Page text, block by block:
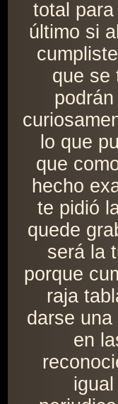
total
último si
que se
lo que
que
hecho
te pidió
quede
será la
porque
raja
darse
en